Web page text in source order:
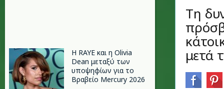
Η RAYE και η Olivia
Dean μεταξύ των
υποψηφίων για το
Βραβείο Mercury 2026
Τη
μετά